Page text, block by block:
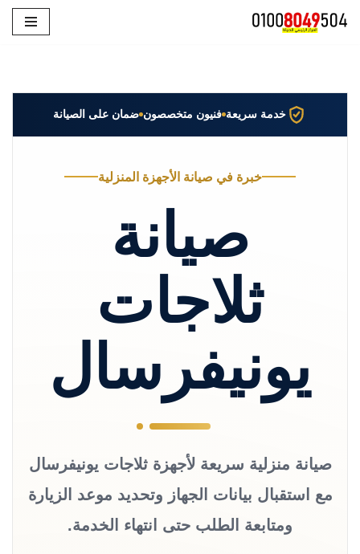
خدمة سريعة فنيون متخصصون ضمان على الصيانة
خبرة في صيانة الأجهزة المنزلية
صيانة
ثلاجات
يونيفرسال
صيانة منزلية سريعة لأجهزة ثلاجات يونيفرسال
مع استقبال بيانات الجهاز وتحديد موعد الزيارة
ومتابعة الطلب حتى انتهاء الخدمة.